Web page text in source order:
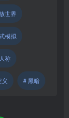
世界
模拟
称
# 黑暗